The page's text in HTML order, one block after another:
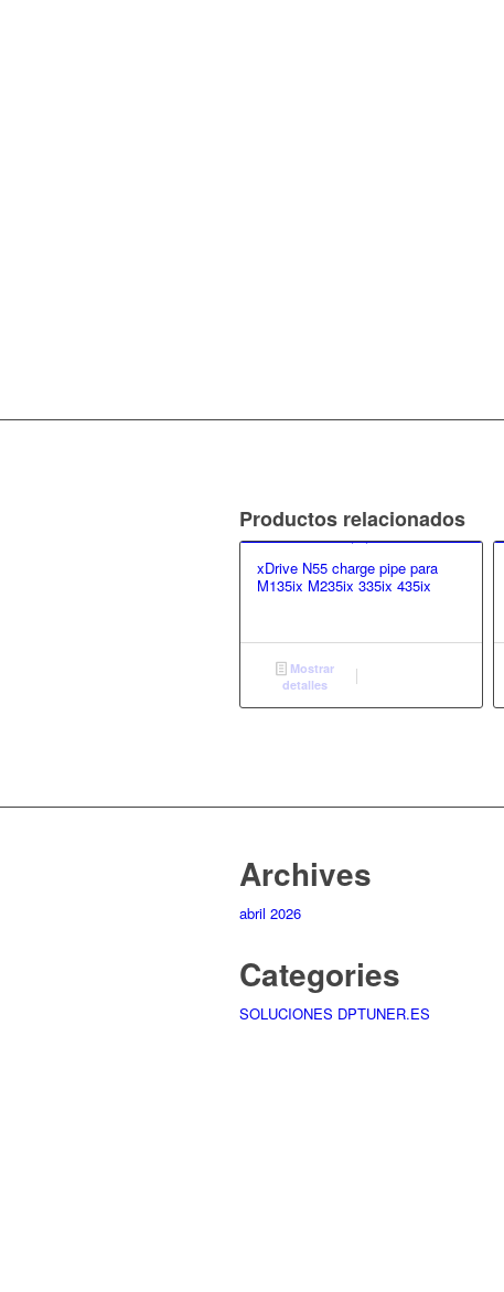
Productos relacionados
xDrive N55 charge pipe para
M135ix M235ix 335ix 435ix
Mostrar
detalles
Archives
abril 2026
Categories
SOLUCIONES DPTUNER.ES